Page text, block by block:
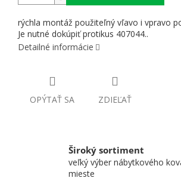
rýchla montáž použiteľný vľavo i vpravo
Je nutné dokúpiť protikus 407044..
Detailné informácie
OPÝTAŤ SA ZDIEĽAŤ
Široký sortiment
veľký výber nábytkového
mieste